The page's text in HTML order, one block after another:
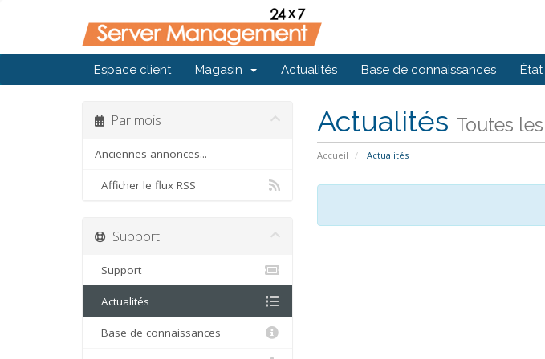
Espace client Magasin Actualités Base de connaissances
Actualités Toutes
Accueil Actualités
Par mois
Anciennes annonces...
Afficher le flux RSS
Support
Support
Actualités
Base de connaissances